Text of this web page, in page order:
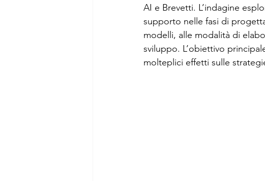
Analisi sociali Comunicazione
AI e Brevetti. L’indagine
supporto nelle fasi di
modelli, alle modalità di
sviluppo. L’obiettivo
molteplici effetti sulle